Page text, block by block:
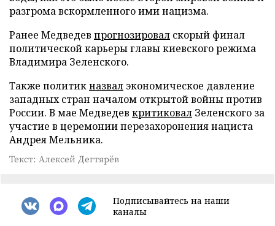
разгрома вскормленного ими нацизма.
Ранее Медведев прогнозировал скорый финал
политической карьеры главы киевского режима
Владимира Зеленского.
Также политикназвал экономическое давление
западных стран началом открытой войны против
России. В мае Медведев критиковал Зеленского за
участие в церемонии перезахоронения нациста
Андрея Мельника.
Текст: Алексей Дегтярёв
Подписывайтесь на наши
каналы